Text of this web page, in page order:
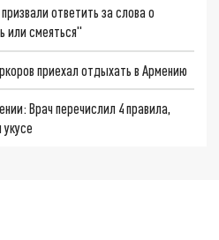
ответить за слова о
или смеяться"
приехал отдыхать в Армению
Врач перечислил 4 правила,